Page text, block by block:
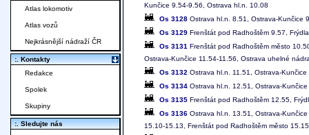
Kunčice 9.54-9.56, Ostrava hl.n. 10.08
Os 3128 Ostrava hl.n. 8.51, Ostrava-Kunčice
Os 3129 Frenštát pod Radhoštěm 9.57,
Os 3131 Frenštát pod Radhoštěm město
Ostrava-Kunčice 11.54-11.56, Ostrava uhelné
Os 3132 Ostrava hl.n. 11.51, Ostrava-
Os 3134 Ostrava hl.n. 12.51, Ostrava-
Os 3135 Frenštát pod Radhoštěm 12.55,
Os 3136 Ostrava hl.n. 13.51, Ostrava-
15.10-15.13, Frenštát pod Radhoštěm město 15.15
Atlas lokomotiv
Atlas vozů
Nejkrásnější nádraží ČR
:. Kontakty
Redakce
Spolek
Skupiny
:. Sledujte nás